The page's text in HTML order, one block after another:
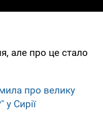
але про це стало
про велику
у Сирії